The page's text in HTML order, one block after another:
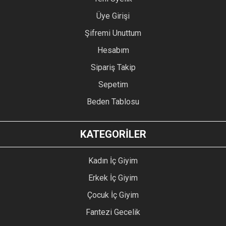
Üye Girişi
Şifremi Unuttum
Hesabım
Sipariş Takip
Sepetim
Beden Tablosu
KATEGORİLER
Kadın İç Giyim
Erkek İç Giyim
Çocuk İç Giyim
Fantezi Gecelik